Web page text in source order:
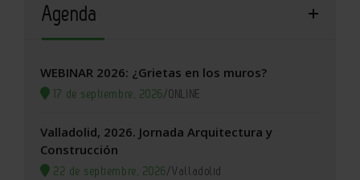
Agenda
WEBINAR 2026: ¿Grietas en los muros?
17 de septiembre, 2026/ONLINE
Valladolid, 2026. Jornada Arquitectura y
Construcción
22 de septiembre, 2026/Valladolid